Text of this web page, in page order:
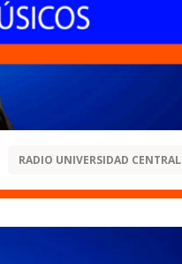
RADIO UNIVERSIDAD CENTRAL